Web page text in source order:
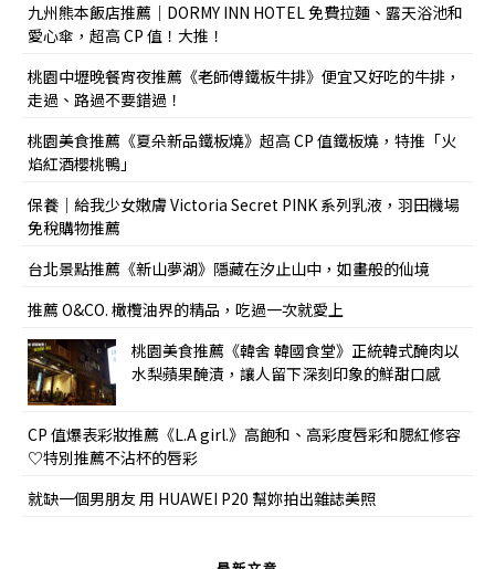
九州熊本飯店推薦｜DORMY INN HOTEL 免費拉麵、露天浴池和
愛心傘，超高 CP 值！大推！
桃園中壢晚餐宵夜推薦《老師傅鐵板牛排》便宜又好吃的牛排，
走過、路過不要錯過！
桃園美食推薦《夏朵新品鐵板燒》超高 CP 值鐵板燒，特推「火
焰紅酒櫻桃鴨」
保養｜給我少女嫩膚 Victoria Secret PINK 系列乳液，羽田機場
免稅購物推薦
台北景點推薦《新山夢湖》隱藏在汐止山中，如畫般的仙境
推薦 O&CO. 橄欖油界的精品，吃過一次就愛上
桃園美食推薦《韓舍 韓國食堂》正統韓式醃肉以
水梨蘋果醃漬，讓人留下深刻印象的鮮甜口感
CP 值爆表彩妝推薦《L.A girl.》高飽和、高彩度唇彩和腮紅修容
♡特別推薦不沾杯的唇彩
就缺一個男朋友 用 HUAWEI P20 幫妳拍出雜誌美照